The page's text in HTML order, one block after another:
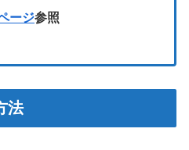
ージ参照
法